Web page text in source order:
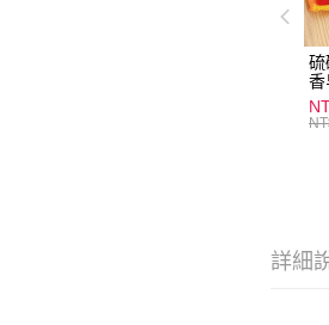
硫
香
護
詳細